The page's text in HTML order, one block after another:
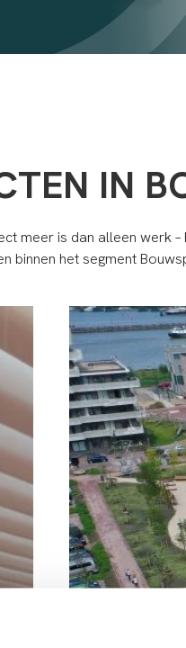
IN
meer is dan alleen werk
binnen het segment